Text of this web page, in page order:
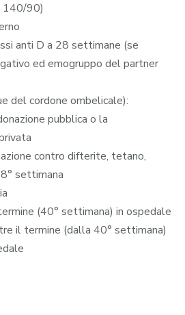
140/90)
anti D a 28 settimane (se
ed emogruppo del partner
del cordone ombelicale):
pubblica o la
contro difterite, tetano,
settimana
(40° settimana) in ospedale
il termine (dalla 40° settimana)